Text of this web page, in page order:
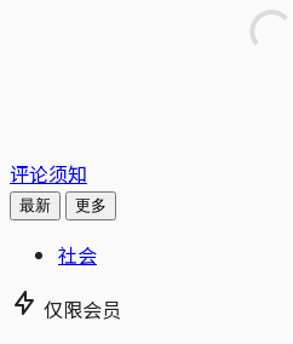
评论须知
最新 更多
社会
仅限会员